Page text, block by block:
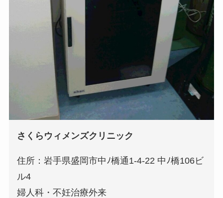
さくらウィメンズクリニック
住所：岩手県盛岡市中ﾉ橋通1-4-22 中ﾉ橋106ビ
ル4
婦人科・不妊治療外来